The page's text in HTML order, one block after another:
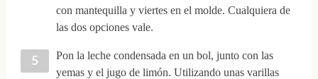
con mantequilla y viertes en el molde. Cualquiera de
las dos opciones vale.
Pon la leche condensada en un bol, junto con las
yemas y el jugo de limón. Utilizando unas varillas